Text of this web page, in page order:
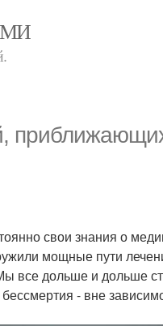
свои знания о
мощные пути
все дольше и дольше
- вне